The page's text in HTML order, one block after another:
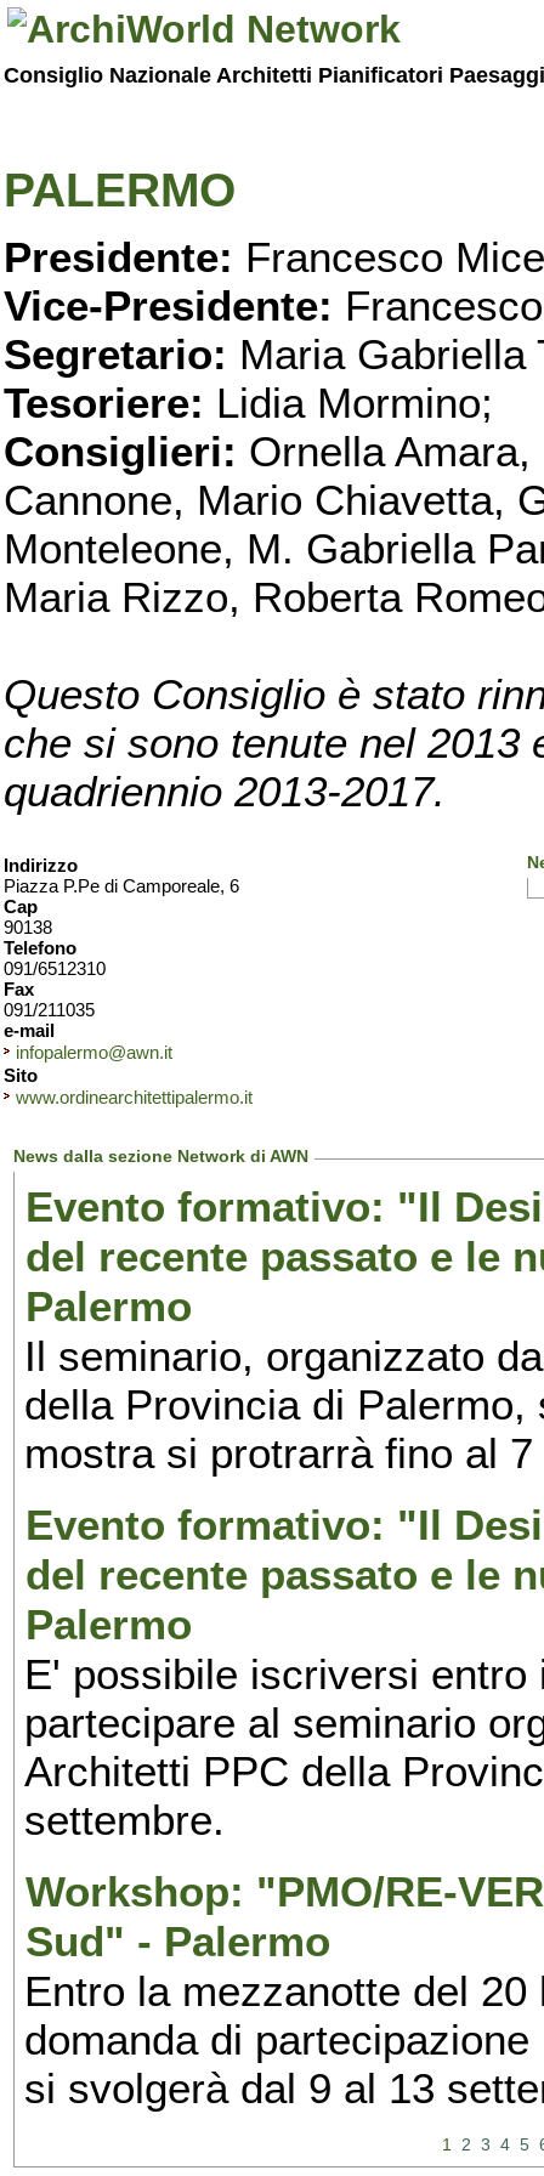
Consiglio Nazionale Architetti Pianificatori
PALERMO
Presidente: Francesco
Vice-Presidente:
Segretario: Maria Gabriella
Tesoriere: Lidia Mormino;
Consiglieri: Ornella
Cannone, Mario Chiavetta,
Monteleone, M. Gabriella
Maria Rizzo, Roberta
Questo Consiglio è stato
che si sono tenute nel 2013
quadriennio 2013-2017.
Indirizzo
Piazza P.Pe di Camporeale, 6
Cap
90138
Telefono
091/6512310
Fax
091/211035
e-mail
infopalermo@awn.it
Sito
www.ordinearchitettipalermo.it
News dalla sezione Network di AWN
Evento formativo: "Il
del recente passato e le
Palermo
Il seminario, organizzato
della Provincia di
mostra si protrarrà fino al
Evento formativo: "Il
del recente passato e le
Palermo
E' possibile iscriversi
partecipare al seminario
Architetti PPC della
settembre.
Workshop: "PMO/RE-
Sud" - Palermo
Entro la mezzanotte del
domanda di
si svolgerà dal 9 al 13
1 2 3 4 5